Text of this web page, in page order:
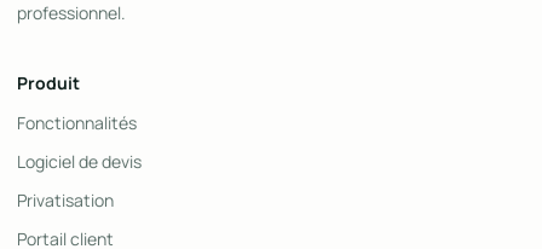
professionnel.
Produit
Fonctionnalités
Logiciel de devis
Privatisation
Portail client